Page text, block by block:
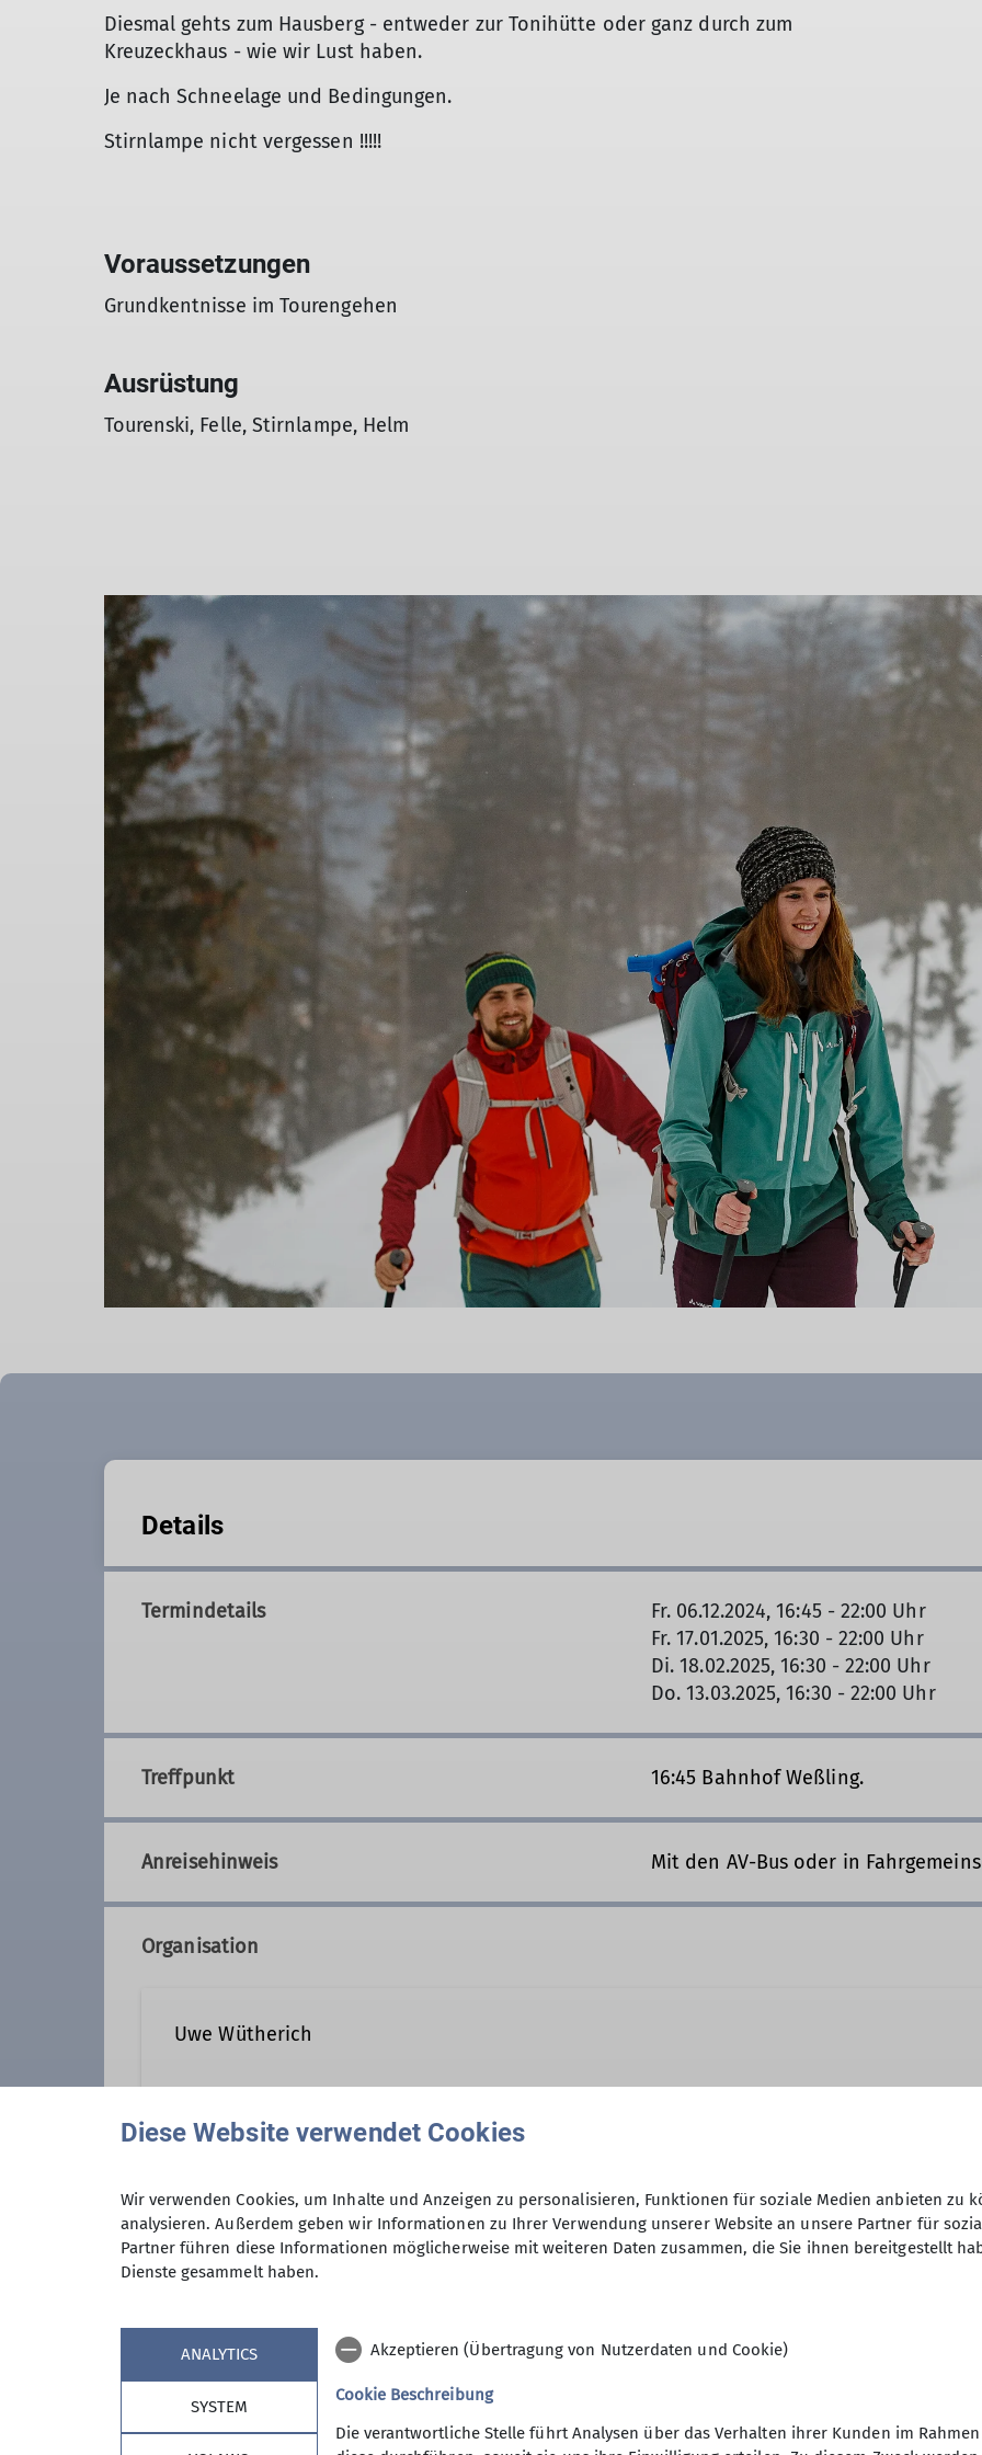
Diesmal gehts zum Hausberg - entweder zur Tonihütte oder ganz durch zum
Kreuzeckhaus - wie wir Lust haben.
Je nach Schneelage und Bedingungen.
Stirnlampe nicht vergessen !!!!!
Voraussetzungen
Grundkentnisse im Tourengehen
Ausrüstung
Tourenski, Felle, Stirnlampe, Helm
Details
Termindetails
Fr. 06.12.2024, 16:45 - 22:00 Uhr
Fr. 17.01.2025, 16:30 - 22:00 Uhr
Di. 18.02.2025, 16:30 - 22:00 Uhr
Do. 13.03.2025, 16:30 - 22:00 Uhr
Treffpunkt 16:45 Bahnhof Weßling.
Anreisehinweis Mit den AV-Bus oder in
Organisation
Uwe Wütherich
Kontakt aufnehmen
Qualifikationen
Trainer*in B Klettersteig
Ämter
Anfrage senden
Maximale Teilnehmeranzahl
Diese Website verwendet Cookies
Wir verwenden Cookies, um Inhalte und Anzeigen zu personalisieren, Funktionen für soziale Medien anbieten zu
analysieren. Außerdem geben wir Informationen zu Ihrer Verwendung unserer Website an unsere Partner für
Partner führen diese Informationen möglicherweise mit weiteren Daten zusammen, die Sie ihnen bereitgestellt
Dienste gesammelt haben.
ANALYTICS
SYSTEM
Akzeptieren (Übertragung von Nutzerdaten und Cookie)
Cookie Beschreibung
Die verantwortliche Stelle führt Analysen über das Verhalten ihrer Kunden im